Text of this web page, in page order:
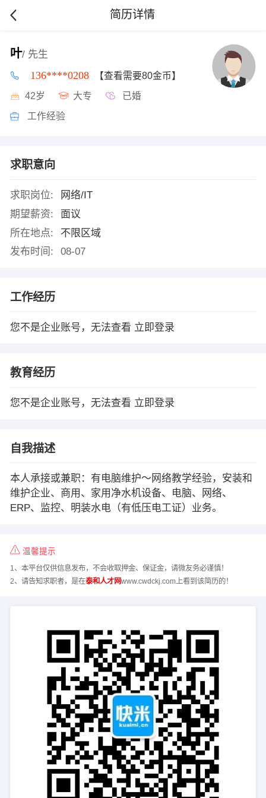
简历详情
叶/ 先生
136****0208 【查看需要80金币】
42岁 大专 已婚
工作经验
求职意向
求职岗位:
网络/IT
期望薪资:
面议
所在地点:
不限区域
发布时间:
08-07
工作经历
您不是企业账号，无法查看 立即登录
教育经历
您不是企业账号，无法查看 立即登录
自我描述
本人承接或兼职：有电脑维护～网络教学经验，安装和
维护企业、商用、家用净水机设备、电脑、网络、
ERP、监控、明装水电（有低压电工证）业务。
温馨提示
1、本平台仅供信息发布，不会收取押金、保证金，请微友务必谨慎！
2、请告知求职者，是在泰和人才网www.cwdckj.com上看到该简历的！